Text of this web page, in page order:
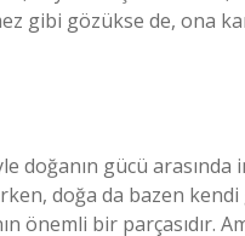
gibi gözükse de, ona
doğanın gücü
doğa da bazen kendi
önemli bir parçasıdır.